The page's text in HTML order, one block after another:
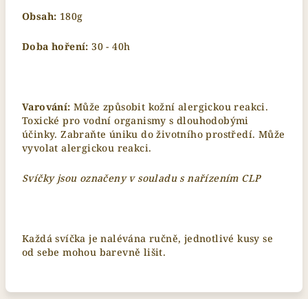
Obsah: 180g
Doba hoření: 30 - 40h
Varování: Může způsobit kožní alergickou reakci.
Toxické pro vodní organismy s dlouhodobými
účinky. Zabraňte úniku do životního prostředí. Může
vyvolat alergickou reakci.
Svíčky jsou označeny v souladu s nařízením CLP
Každá svíčka je nalévána ručně, jednotlivé kusy se
od sebe mohou barevně lišit.